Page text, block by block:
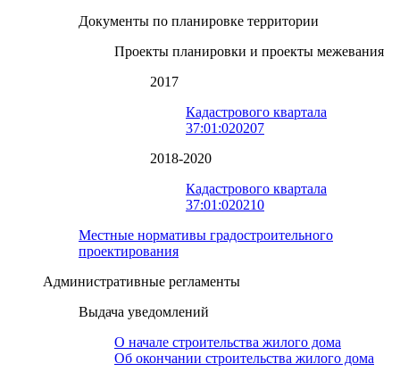
Документы по планировке территории
Проекты планировки и проекты межевания
2017
Кадастрового квартала
37:01:020207
2018-2020
Кадастрового квартала
37:01:020210
Местные нормативы градостроительного
проектирования
Административные регламенты
Выдача уведомлений
О начале строительства жилого дома
Об окончании строительства жилого дома